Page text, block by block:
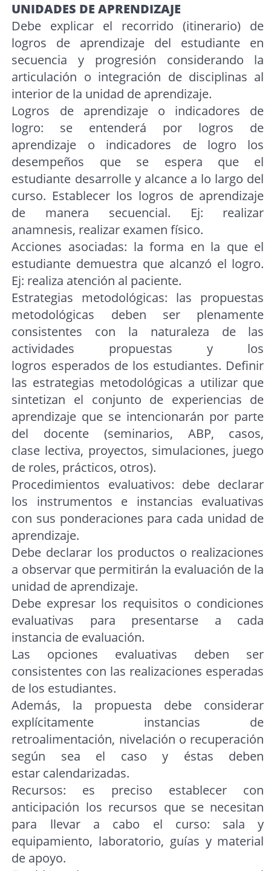
UNIDADES DE APRENDIZAJE
Debe explicar el recorrido (itinerario) de
logros de aprendizaje del estudiante en
secuencia y progresión considerando la
articulación o integración de disciplinas al
interior de la unidad de aprendizaje.
Logros de aprendizaje o indicadores de
logro: se entenderá por logros de
aprendizaje o indicadores de logro los
desempeños que se espera que el
estudiante desarrolle y alcance a lo largo del
curso. Establecer los logros de aprendizaje
de manera secuencial. Ej: realizar
anamnesis, realizar examen físico.
Acciones asociadas: la forma en la que el
estudiante demuestra que alcanzó el logro.
Ej: realiza atención al paciente.
Estrategias metodológicas: las propuestas
metodológicas deben ser plenamente
consistentes con la naturaleza de las
actividades propuestas y los
logros esperados de los estudiantes. Definir
las estrategias metodológicas a utilizar que
sintetizan el conjunto de experiencias de
aprendizaje que se intencionarán por parte
del docente (seminarios, ABP, casos,
clase lectiva, proyectos, simulaciones, juego
de roles, prácticos, otros).
Procedimientos evaluativos: debe declarar
los instrumentos e instancias evaluativas
con sus ponderaciones para cada unidad de
aprendizaje.
Debe declarar los productos o realizaciones
a observar que permitirán la evaluación de la
unidad de aprendizaje.
Debe expresar los requisitos o condiciones
evaluativas para presentarse a cada
instancia de evaluación.
Las opciones evaluativas deben ser
consistentes con las realizaciones esperadas
de los estudiantes.
Además, la propuesta debe considerar
explícitamente instancias de
retroalimentación, nivelación o recuperación
según sea el caso y éstas deben
estar calendarizadas.
Recursos: es preciso establecer con
anticipación los recursos que se necesitan
para llevar a cabo el curso: sala y
equipamiento, laboratorio, guías y material
de apoyo.